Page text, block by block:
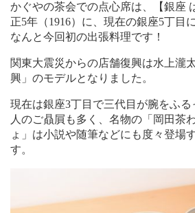
かぐやの茶会での点心席は、【銀座
正5年（1916）に、現在の銀座5丁目
なんと今回初の出張料理です！
関東大震災からの店舗復興は水上瀧
興」のモデルとなりました。
現在は銀座3丁目で三代目が腕をふ
人のご贔屓も多く、名物の「岡田茶
ょ」は小説や随筆などにも度々登場
す。